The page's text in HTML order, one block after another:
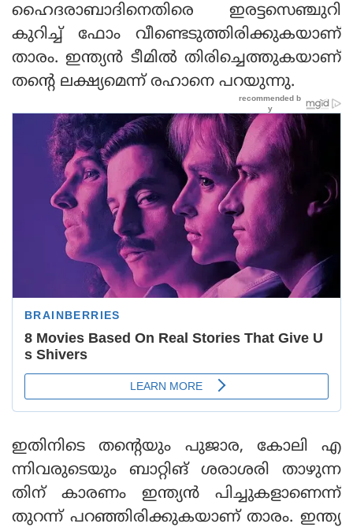
ഹൈദരാബാദിനെതിരെ ഇരട്ടസെഞ്ചുറി
കുറിച്ച് ഫോം വീണ്ടെടുത്തിരിക്കുകയാണ്
താരം. ഇന്ത്യൻ ടീമിൽ തിരിച്ചെത്തുകയാണ്
തൻ്റെ ലക്ഷ്യമെന്ന് രഹാനെ പറയുന്നു.
ഇതിനിടെ തൻ്റെയും പുജാര, കോലി എ
ന്നിവരുടെയും ബാറ്റിങ് ശരാശരി താഴുന്ന
തിന് കാരണം ഇന്ത്യൻ പിച്ചുകളാണെന്ന്
തുറന്ന് പറഞ്ഞിരിക്കുകയാണ് താരം. ഇന്ത്യ